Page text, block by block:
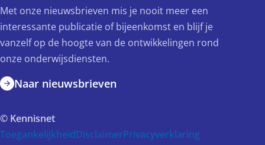
Met onze nieuwsbrieven mis je nooit meer een
interessante publicatie of bijeenkomst en blijf je
vanzelf op de hoogte van de ontwikkelingen rond
onze onderwijsdiensten.
Naar nieuwsbrieven
© Kennisnet
ToegankelijkheidDisclaimerPrivacyverklaring